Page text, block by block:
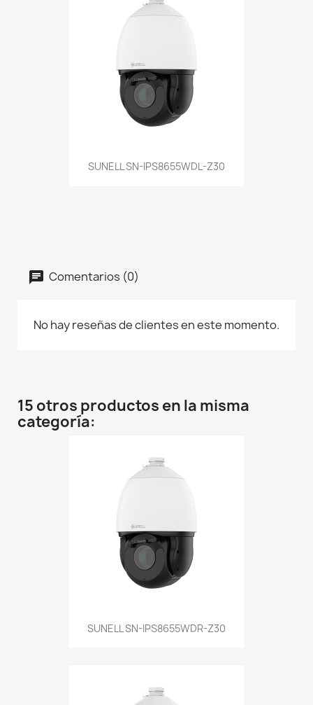
SUNELL SN-IPS8655WDL-Z30
Comentarios (0)
No hay reseñas de clientes en este momento.
15 otros productos en la misma
categoría:
SUNELL SN-IPS8655WDR-Z30